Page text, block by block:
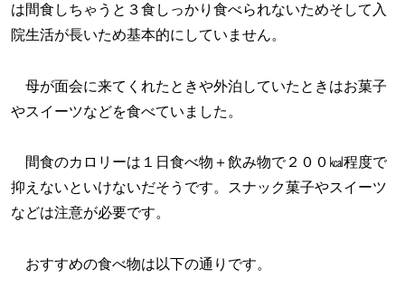
は間食しちゃうと３食しっかり食べられないためそして入
院生活が長いため基本的にしていません。
母が面会に来てくれたときや外泊していたときはお菓子
やスイーツなどを食べていました。
間食のカロリーは１日食べ物＋飲み物で２００㎉程度で
抑えないといけないだそうです。スナック菓子やスイーツ
などは注意が必要です。
おすすめの食べ物は以下の通りです。